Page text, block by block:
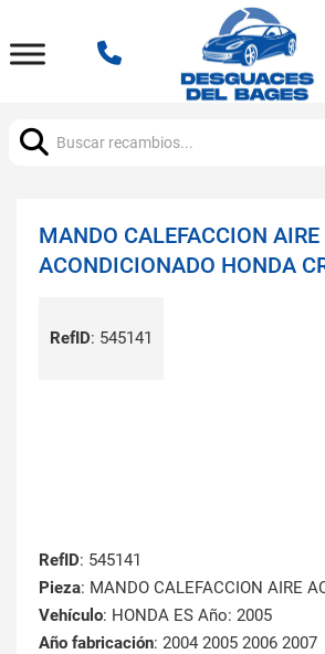
MANDO CALEFACCION AIRE
ACONDICIONADO HONDA
RefID: 545141
RefID: 545141
Pieza: MANDO CALEFACCION AIRE
Vehículo: HONDA ES Año: 2005
Año fabricación: 2004 2005 2006 2007